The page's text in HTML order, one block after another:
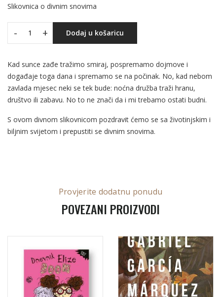
Slikovnica o divnim snovima
- + Dodaj u košaricu
Kad sunce zađe tražimo smiraj, pospremamo dojmove i
događaje toga dana i spremamo se na počinak. No, kad nebom
zavlada mjesec neki se tek bude: noćna družba traži hranu,
društvo ili zabavu. No to ne znači da i mi trebamo ostati budni.
S ovom divnom slikovnicom pozdravit ćemo se sa životinjskim i
biljnim svijetom i prepustiti se divnim snovima.
Provjerite dodatnu ponudu
POVEZANI PROIZVODI